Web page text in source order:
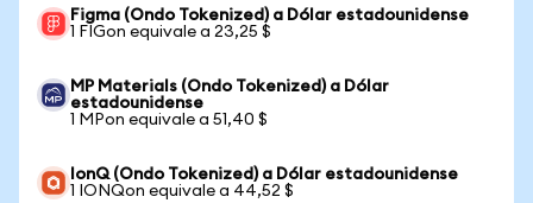
Figma (Ondo Tokenized) a Dólar estadounidense
1 FIGon equivale a 23,25 $
MP Materials (Ondo Tokenized) a Dólar
estadounidense
1 MPon equivale a 51,40 $
IonQ (Ondo Tokenized) a Dólar estadounidense
1 IONQon equivale a 44,52 $